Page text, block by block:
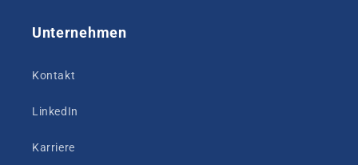
Unternehmen
Kontakt
LinkedIn
Karriere